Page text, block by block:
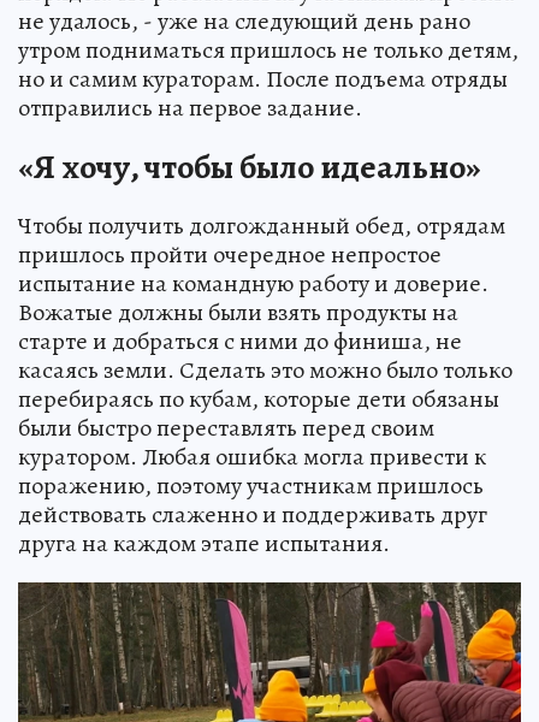
не удалось, - уже на следующий день рано
утром подниматься пришлось не только детям,
но и самим кураторам. После подъема отряды
отправились на первое задание.
«Я хочу, чтобы было идеально»
Чтобы получить долгожданный обед, отрядам
пришлось пройти очередное непростое
испытание на командную работу и доверие.
Вожатые должны были взять продукты на
старте и добраться с ними до финиша, не
касаясь земли. Сделать это можно было только
перебираясь по кубам, которые дети обязаны
были быстро переставлять перед своим
куратором. Любая ошибка могла привести к
поражению, поэтому участникам пришлось
действовать слаженно и поддерживать друг
друга на каждом этапе испытания.